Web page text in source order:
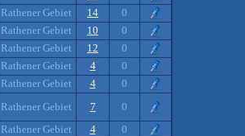
Rathener Gebiet 14
0
Rathener Gebiet 10
0
Rathener Gebiet 12
0
Rathener Gebiet 4
0
Rathener Gebiet 4
0
Rathener Gebiet 7
0
Rathener Gebiet 4
0